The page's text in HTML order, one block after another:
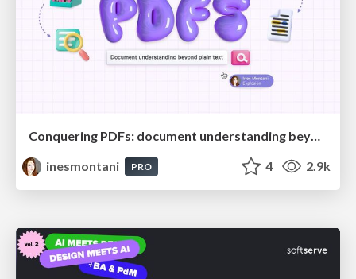
inesmontani
PRO 4 2.9k